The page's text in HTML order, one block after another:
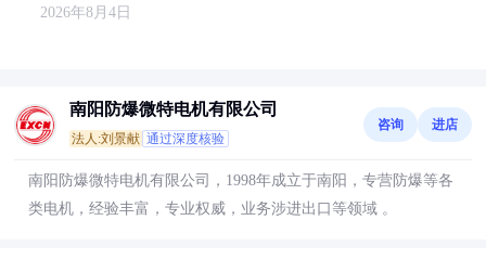
2026年8月4日
南阳防爆微特电机有限公司
法人:刘景献 通过深度核验
咨询 进店
南阳防爆微特电机有限公司，1998年成立于南阳，专营防爆等各
类电机，经验丰富，专业权威，业务涉进出口等领域 。